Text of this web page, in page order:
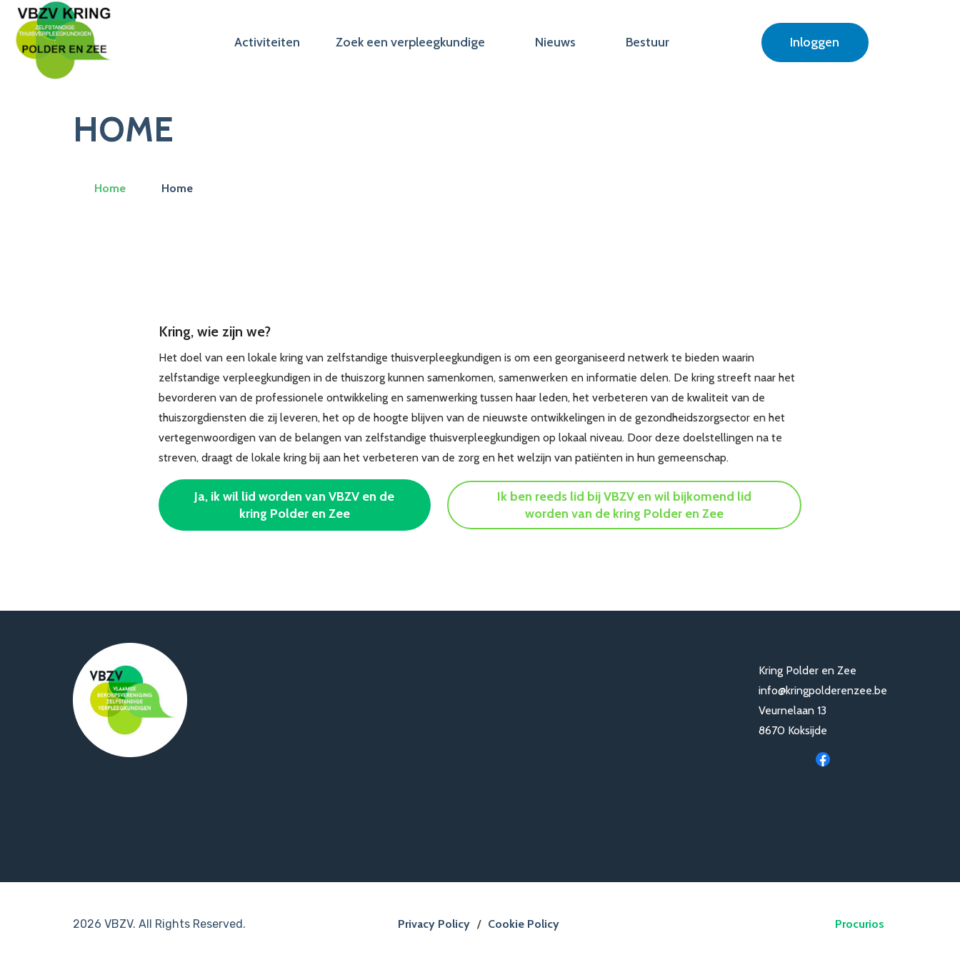
Activiteiten Zoek een verpleegkundige Nieuws Bestuur Inloggen
HOME
Home Home
Kring, wie zijn we?
Het doel van een lokale kring van zelfstandige thuisverpleegkundigen is om een georganiseerd netwerk te bieden waarin
zelfstandige verpleegkundigen in de thuiszorg kunnen samenkomen, samenwerken en informatie delen. De kring streeft naar het
bevorderen van de professionele ontwikkeling en samenwerking tussen haar leden, het verbeteren van de kwaliteit van de
thuiszorgdiensten die zij leveren, het op de hoogte blijven van de nieuwste ontwikkelingen in de gezondheidszorgsector en het
vertegenwoordigen van de belangen van zelfstandige thuisverpleegkundigen op lokaal niveau. Door deze doelstellingen na te
streven, draagt de lokale kring bij aan het verbeteren van de zorg en het welzijn van patiënten in hun gemeenschap.
Ja, ik wil lid worden van VBZV en de
kring Polder en Zee
Ik ben reeds lid bij VBZV en wil bijkomend lid
worden van de kring Polder en Zee
Kring Polder en Zee
info@kringpolderenzee.be
Veurnelaan 13
8670 Koksijde
2026 VBZV. All Rights Reserved. Privacy Policy / Cookie Policy Procurios